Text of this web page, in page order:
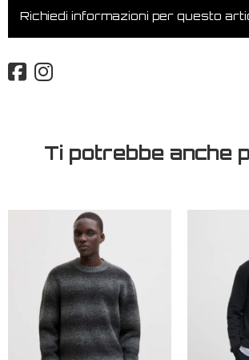
Richiedi informazioni per questo
Ti potrebbe anche